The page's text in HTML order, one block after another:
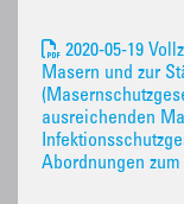
2020-05-19
Masern und zur
ausreichenden
Abordnungen zum